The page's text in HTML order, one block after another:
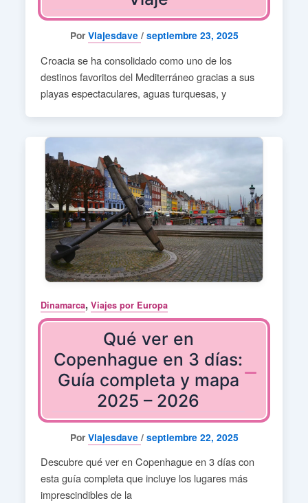
Por Viajesdave / septiembre 23, 2025
Croacia se ha consolidado como uno de los
destinos favoritos del Mediterráneo gracias a sus
playas espectaculares, aguas turquesas, y
Dinamarca, Viajes por Europa
Qué ver en
Copenhague en 3 días:
Guía completa y mapa
2025 – 2026
Por Viajesdave / septiembre 22, 2025
Descubre qué ver en Copenhague en 3 días con
esta guía completa que incluye los lugares más
imprescindibles de la